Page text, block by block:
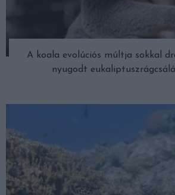
A koala evolúciós múltja sokkal
nyugodt